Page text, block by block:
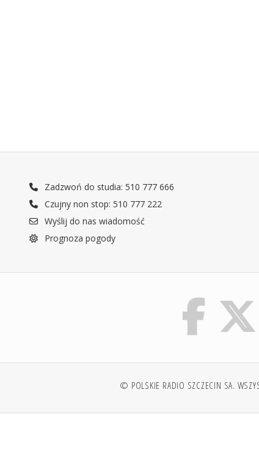
Zadzwoń do studia: 510 777 666
Czujny non stop: 510 777 222
Wyślij do nas wiadomość
Prognoza pogody
© POLSKIE RADIO SZCZECIN SA.